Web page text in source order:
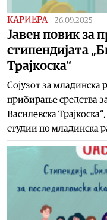
КАРИЕРА 26.09.2025
Јавен повик за
стипендијата
Трајкоска“
Сојузот за младинска
прибирање средства
Василевска
студии по младинска